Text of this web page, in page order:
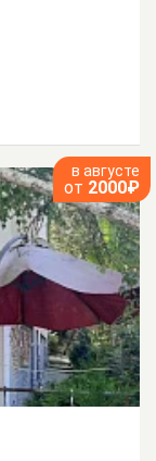
в августе
от 2000₽